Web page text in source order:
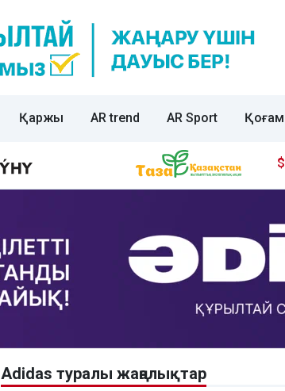
Қаржы AR trend AR Sport Қоғам
$
Adidas туралы жаңалықтар